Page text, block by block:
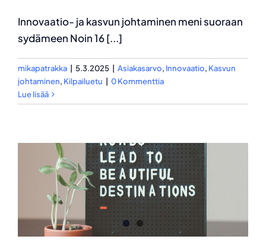
Innovaatio- ja kasvun johtaminen meni suoraan
sydämeen Noin 16 [...]
mikapatrakka 5.3.2025 Asiakasarvo, Innovaatio, Kasvun
johtaminen, Kilpailuetu
0 Kommenttia
Lue lisää